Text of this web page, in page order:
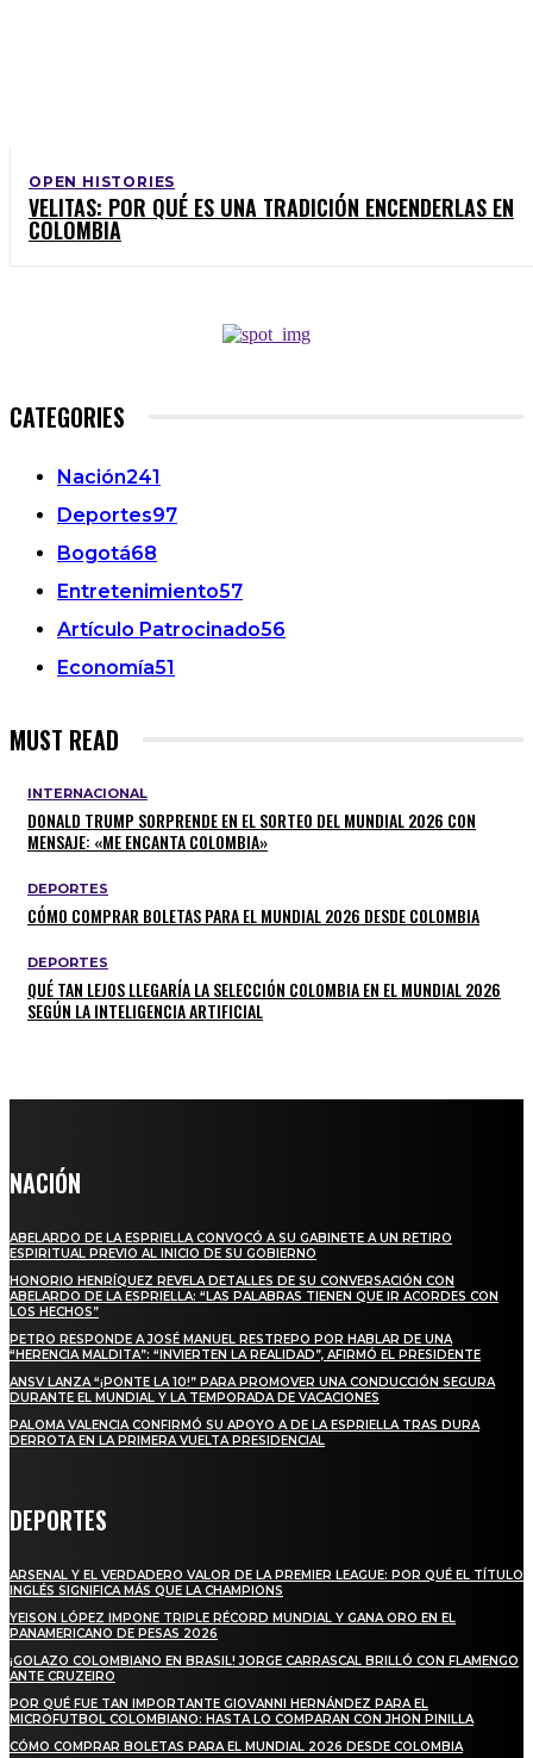
OPEN HISTORIES
VELITAS: POR QUÉ ES UNA TRADICIÓN ENCENDERLAS EN
COLOMBIA
CATEGORIES
Nación241
Deportes97
Bogotá68
Entretenimiento57
Artículo Patrocinado56
Economía51
MUST READ
INTERNACIONAL
DONALD TRUMP SORPRENDE EN EL SORTEO DEL MUNDIAL 2026 CON
MENSAJE: «ME ENCANTA COLOMBIA»
DEPORTES
CÓMO COMPRAR BOLETAS PARA EL MUNDIAL 2026 DESDE COLOMBIA
DEPORTES
QUÉ TAN LEJOS LLEGARÍA LA SELECCIÓN COLOMBIA EN EL MUNDIAL 2026
SEGÚN LA INTELIGENCIA ARTIFICIAL
NACIÓN
ABELARDO DE LA ESPRIELLA CONVOCÓ A SU GABINETE A UN RETIRO
ESPIRITUAL PREVIO AL INICIO DE SU GOBIERNO
HONORIO HENRÍQUEZ REVELA DETALLES DE SU CONVERSACIÓN CON
ABELARDO DE LA ESPRIELLA: “LAS PALABRAS TIENEN QUE IR ACORDES CON
LOS HECHOS”
PETRO RESPONDE A JOSÉ MANUEL RESTREPO POR HABLAR DE UNA
“HERENCIA MALDITA”: “INVIERTEN LA REALIDAD”, AFIRMÓ EL PRESIDENTE
ANSV LANZA “¡PONTE LA 10!” PARA PROMOVER UNA CONDUCCIÓN SEGURA
DURANTE EL MUNDIAL Y LA TEMPORADA DE VACACIONES
PALOMA VALENCIA CONFIRMÓ SU APOYO A DE LA ESPRIELLA TRAS DURA
DERROTA EN LA PRIMERA VUELTA PRESIDENCIAL
DEPORTES
ARSENAL Y EL VERDADERO VALOR DE LA PREMIER LEAGUE: POR QUÉ EL TÍTULO
INGLÉS SIGNIFICA MÁS QUE LA CHAMPIONS
YEISON LÓPEZ IMPONE TRIPLE RÉCORD MUNDIAL Y GANA ORO EN EL
PANAMERICANO DE PESAS 2026
¡GOLAZO COLOMBIANO EN BRASIL! JORGE CARRASCAL BRILLÓ CON FLAMENGO
ANTE CRUZEIRO
POR QUÉ FUE TAN IMPORTANTE GIOVANNI HERNÁNDEZ PARA EL
MICROFUTBOL COLOMBIANO: HASTA LO COMPARAN CON JHON PINILLA
CÓMO COMPRAR BOLETAS PARA EL MUNDIAL 2026 DESDE COLOMBIA